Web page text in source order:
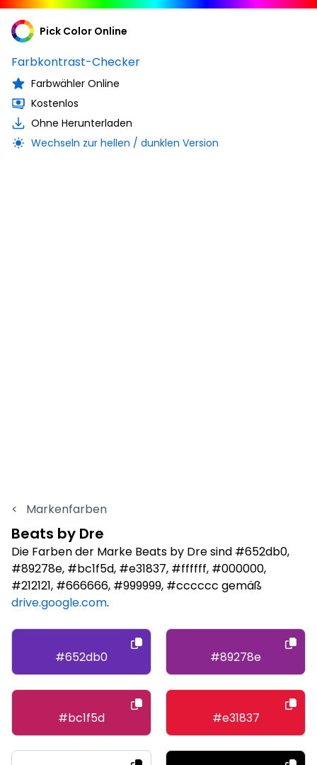
Pick Color Online
Farbkontrast-Checker
Farbwähler Online
Kostenlos
Ohne Herunterladen
Wechseln zur hellen / dunklen Version
< Markenfarben
Beats by Dre
Die Farben der Marke Beats by Dre sind #652db0,
#89278e, #bc1f5d, #e31837, #ffffff, #000000,
#212121, #666666, #999999, #cccccc gemäß
drive.google.com.
#652db0 #89278e
#bc1f5d #e31837